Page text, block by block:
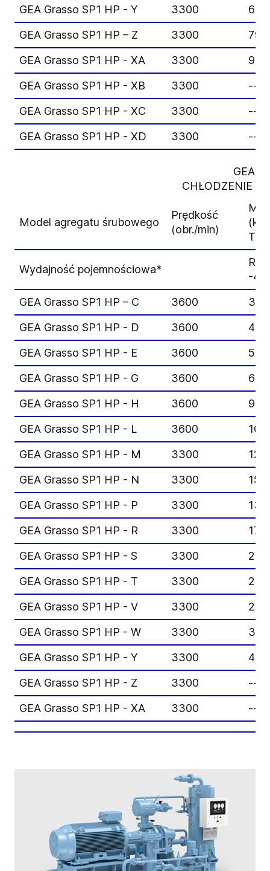
GEA Grasso SP1 HP - Y 3300
GEA Grasso SP1 HP – Z
3300
GEA Grasso SP1 HP - XA
3300
GEA Grasso SP1 HP - XB
3300
--
GEA Grasso SP1 HP - XC
3300
--
GEA Grasso SP1 HP - XD
3300 --
GEA
CHŁODZENIE Z
Model agregatu śrubowego
Prędkość
(obr./min)
Wydajność pojemnościowa*
-
GEA Grasso SP1 HP – C
3600
399
GEA Grasso SP1 HP - D
3600
474
GEA Grasso SP1 HP - E
3600
582
GEA Grasso SP1 HP - G
3600
682
GEA Grasso SP1 HP - H
3600
922
GEA Grasso SP1 HP - L
3600
GEA Grasso SP1 HP - M
3300
GEA Grasso SP1 HP - N
3300
GEA Grasso SP1 HP - P
3300
GEA Grasso SP1 HP - R
3300
GEA Grasso SP1 HP - S
3300
GEA Grasso SP1 HP - T
3300
GEA Grasso SP1 HP - V
3300
GEA Grasso SP1 HP - W
3300
GEA Grasso SP1 HP - Y
3300
GEA Grasso SP1 HP - Z
3300
--
GEA Grasso SP1 HP - XA
3300 --